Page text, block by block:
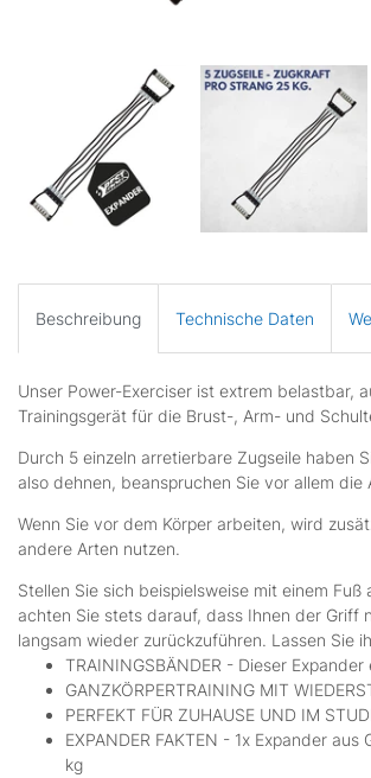
Beschreibung Technische Daten
Unser Power-Exerciser ist extrem belastbar,
Trainingsgerät für die Brust-, Arm- und
Durch 5 einzeln arretierbare Zugseile haben
also dehnen, beanspruchen Sie vor allem die
Wenn Sie vor dem Körper arbeiten, wird
andere Arten nutzen.
Stellen Sie sich beispielsweise mit einem
achten Sie stets darauf, dass Ihnen der Griff
langsam wieder zurückzuführen. Lassen Sie
TRAININGSBÄNDER - Dieser
GANZKÖRPERTRAINING MIT
PERFEKT FÜR ZUHAUSE UND IM
EXPANDER FAKTEN - 1x Expander
kg